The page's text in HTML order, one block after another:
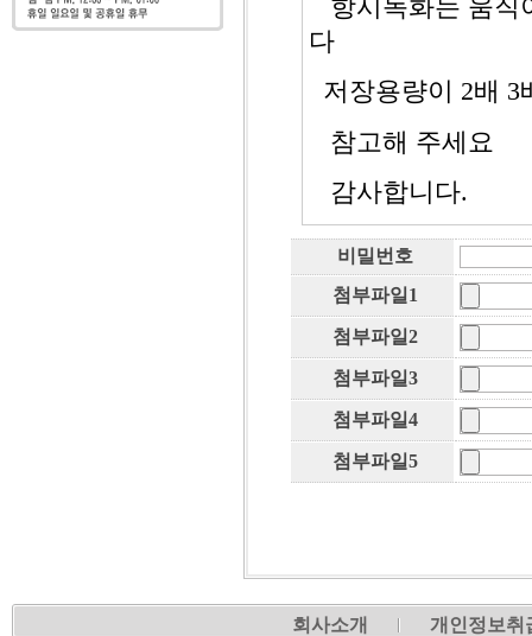
비밀번호
첨부파일1
첨부파일2
첨부파일3
첨부파일4
첨부파일5
회사소개 개인정보취